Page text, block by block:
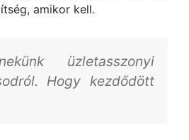
amikor kell.
üzletasszonyi
Hogy kezdődött